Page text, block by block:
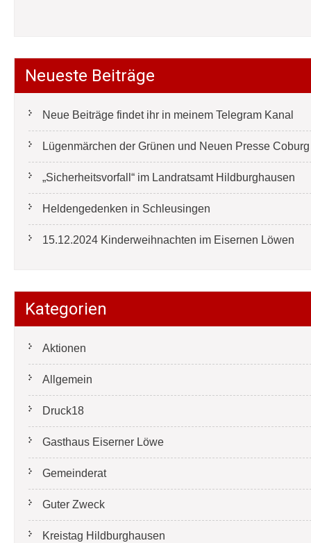
Neueste Beiträge
Neue Beiträge findet ihr in meinem Telegram Kanal
Lügenmärchen der Grünen und Neuen Presse
„Sicherheitsvorfall“ im Landratsamt Hildburghausen
Heldengedenken in Schleusingen
15.12.2024 Kinderweihnachten im Eisernen Löwen
Kategorien
Aktionen
Allgemein
Druck18
Gasthaus Eiserner Löwe
Gemeinderat
Guter Zweck
Kreistag Hildburghausen